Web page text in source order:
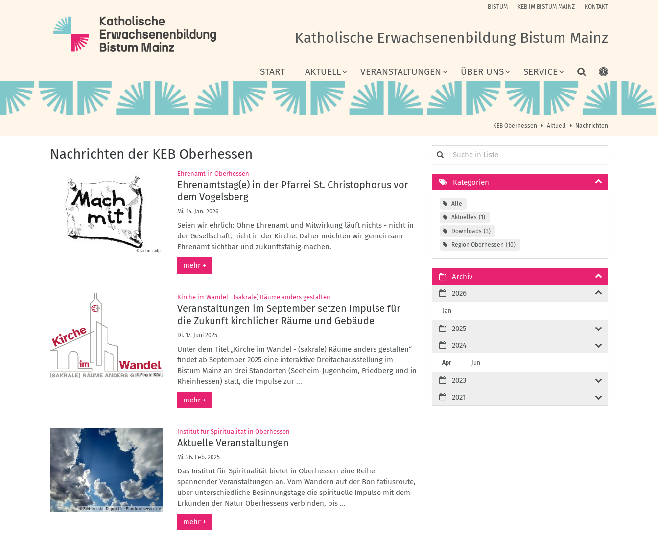
BISTUM KEB IM BISTUM MAINZ KONTAKT
Katholische Erwachsenenbildung Bistum Mainz
START AKTUELL VERANSTALTUNGEN ÜBER UNS SERVICE
KEB Oberhessen Aktuell Nachrichten
Nachrichten der KEB Oberhessen
© factum.adp
Ehrenamt in Oberhessen
Ehrenamtstag(e) in der Pfarrei St. Christophorus vor
dem Vogelsberg
Mi. 14. Jan. 2026
Seien wir ehrlich: Ohne Ehrenamt und Mitwirkung läuft nichts - nicht in
der Gesellschaft, nicht in der Kirche. Daher möchten wir gemeinsam
Ehrenamt sichtbar und zukunftsfähig machen.
mehr +
© Projekt KiW
Kirche im Wandel - (sakrale) Räume anders gestalten
Veranstaltungen im September setzen Impulse für
die Zukunft kirchlicher Räume und Gebäude
Di. 17. Juni 2025
Unter dem Titel „Kirche im Wandel - (sakrale) Räume anders gestalten“
findet ab September 2025 eine interaktive Dreifachausstellung im
Bistum Mainz an drei Standorten (Seeheim-Jugenheim, Friedberg und in
Rheinhessen) statt, die Impulse zur ...
mehr +
© Bild: Kerstin Dupont In: Pfarrbriefservice.de
Institut für Spiritualität in Oberhessen
Aktuelle Veranstaltungen
Mi. 26. Feb. 2025
Das Institut für Spiritualität bietet in Oberhessen eine Reihe
spannender Veranstaltungen an. Vom Wandern auf der Bonifatiusroute,
über unterschiedliche Besinnungstage die spirituelle Impulse mit dem
Erkunden der Natur Oberhessens verbinden, bis ...
mehr +
Suche in Liste
Kategorien
Alle
Aktuelles
1
Downloads
3
Region Oberhessen
10
Archiv
2026
Jan
2025
2024
Apr Jun
2023
2021